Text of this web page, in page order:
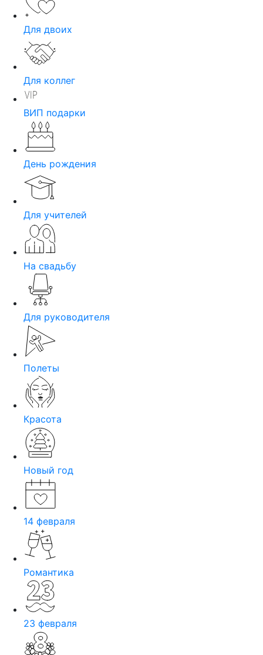
Для двоих
Для коллег
ВИП подарки
День рождения
Для учителей
На свадьбу
Для руководителя
Полеты
Красота
Новый год
14 февраля
Романтика
23 февраля